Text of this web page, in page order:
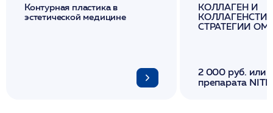
Контурная пластика в
эстетической медицине
КОЛЛАГЕН И
СТРАТЕГИИ
2 000 руб. или
препарата